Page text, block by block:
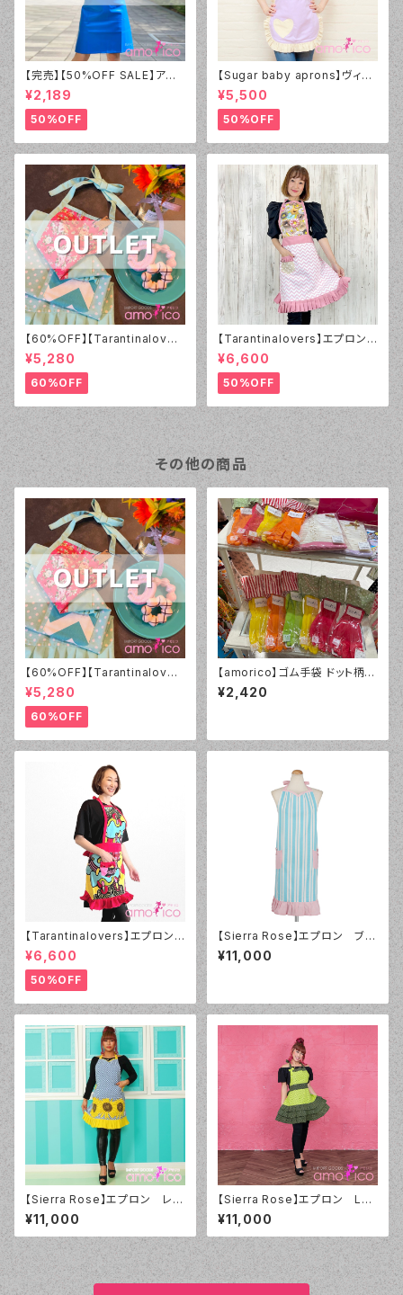
【完売】【50%OFF SALE】アモ
リコ オリジナル（amorico orig
inal）PVC ブルー無地 エプロン
（男女兼用）【アウトレット】①
¥2,189
50%OFF
【Sugar baby aprons】ヴィン
テージダーリン エプロン ライラ
ック
¥5,500
50%OFF
【60%OFF】【Tarantinalover
s】エプロン Coral Roses【ア
ウトレット】
¥5,280
60%OFF
【Tarantinalovers】エプロン
Donuts
¥6,600
50%OFF
その他の商品
【60%OFF】【Tarantinalover
s】エプロン Coral Roses【ア
ウトレット】
¥5,280
60%OFF
【amorico】ゴム手袋 ドット柄
イエロー（Mサイズ）
¥2,420
【Tarantinalovers】エプロン
Psycho Red
¥6,600
50%OFF
【Sierra Rose】エプロン ブル
ーストライプ&パステルピンク N
EWデザイン
¥11,000
【Sierra Rose】エプロン レト
ロサンフラワー
¥11,000
【Sierra Rose】エプロン Lul
u レトロ ライム&ブラック
¥11,000